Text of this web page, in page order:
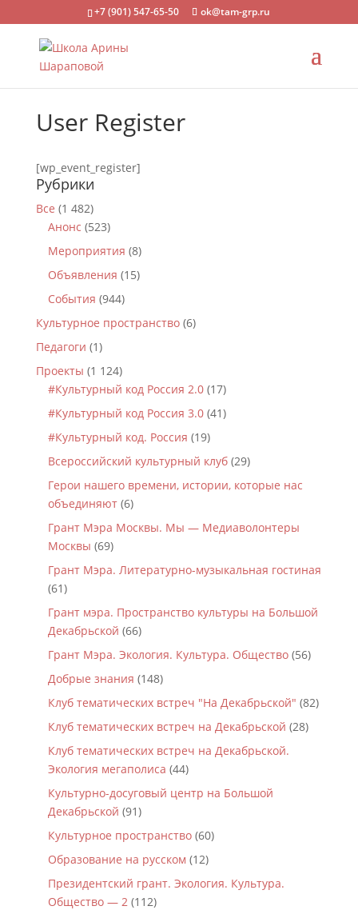
+7 (901) 547-65-50 ok@tam-grp.ru
User Register
[wp_event_register]
Рубрики
Все (1 482)
Анонс (523)
Мероприятия (8)
Объявления (15)
События (944)
Культурное пространство(6)
Педагоги (1)
Проекты (1 124)
#Культурный код Россия 2.0(17)
#Культурный код Россия 3.0(41)
#Культурный код. Россия (19)
Всероссийский культурный клуб(29)
Герои нашего времени, истории, которые нас
объединяют(6)
Грант Мэра Москвы. Мы — Медиаволонтеры
Москвы (69)
Грант Мэра. Литературно-музыкальная гостиная
(61)
Грант мэра. Пространство культуры на Большой
Декабрьской (66)
Грант Мэра. Экология. Культура. Общество(56)
Добрые знания (148)
Клуб тематических встреч "На Декабрьской" (82)
Клуб тематических встреч на Декабрьской (28)
Клуб тематических встреч на Декабрьской.
Экология мегаполиса (44)
Культурно-досуговый центр на Большой
Декабрьской (91)
Культурное пространство(60)
Образование на русском (12)
Президентский грант. Экология. Культура.
Общество — 2(112)